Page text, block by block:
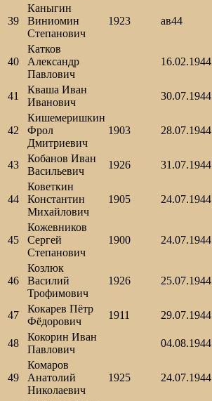
39
Каныгин
Виниомин
Степанович
1923 ав44
40
Катков
Александр
Павлович
16.02.1944
41
Кваша Иван
Иванович
30.07.1944
42
Кишемеришкин
Фрол
Дмитриевич
1903 28.07.1944
43
Кобанов Иван
Васильевич
1926 31.07.1944
44
Коветкин
Константин
Михайлович
1905 24.07.1944
45
Кожевников
Сергей
Степанович
1900 24.07.1944
46
Козлюк
Василий
Трофимович
1926 25.07.1944
47
Кокарев Пётр
Фёдорович
1911 29.07.1944
48
Кокорин Иван
Павлович
04.08.1944
49
Комаров
Анатолий
Николаевич
1925 24.07.1944